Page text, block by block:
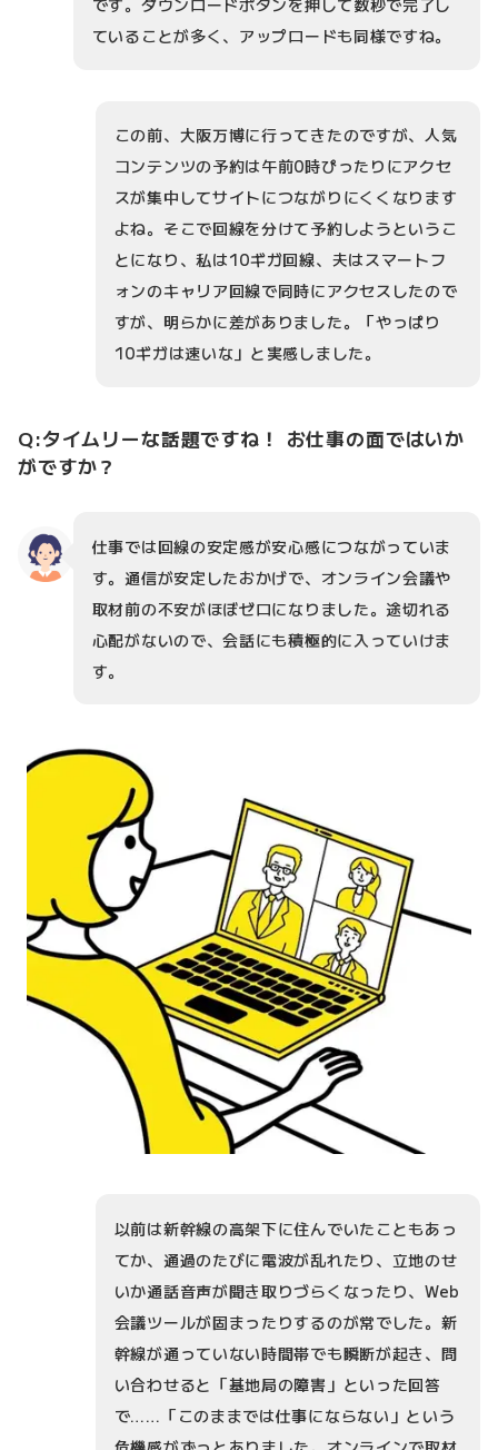
ていることが多く、アップロードも同様ですね。
この前、大阪万博に行ってきたのですが、人気
コンテンツの予約は午前0時ぴったりにアクセ
スが集中してサイトにつながりにくくなります
よね。そこで回線を分けて予約しようというこ
とになり、私は10ギガ回線、夫はスマートフ
ォンのキャリア回線で同時にアクセスしたので
すが、明らかに差がありました。「やっぱり
10ギガは速いな」と実感しました。
Q:タイムリーな話題ですね！ お仕事の面ではいか
がですか？
仕事では回線の安定感が安心感につながっていま
す。通信が安定したおかげで、オンライン会議や
取材前の不安がほぼゼロになりました。途切れる
心配がないので、会話にも積極的に入っていけま
す。
以前は新幹線の高架下に住んでいたこともあっ
てか、通過のたびに電波が乱れたり、立地のせ
いか通話音声が聞き取りづらくなったり、Web
会議ツールが固まったりするのが常でした。新
幹線が通っていない時間帯でも瞬断が起き、問
い合わせると「基地局の障害」といった回答
で……「このままでは仕事にならない」という